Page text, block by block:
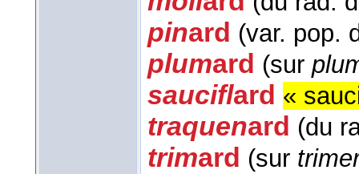
pinard (var. pop.
plumard (sur
sauciflard «
traquenard (du
trimard (sur